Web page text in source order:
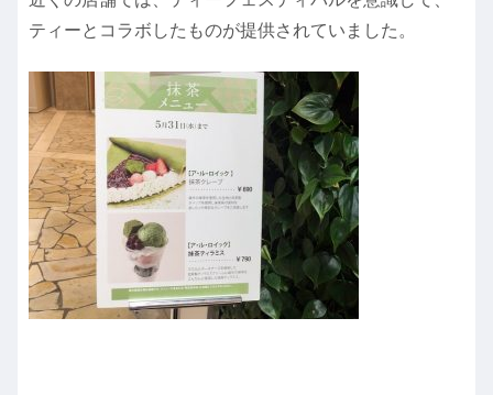
ティーとコラボしたものが提供されていました。